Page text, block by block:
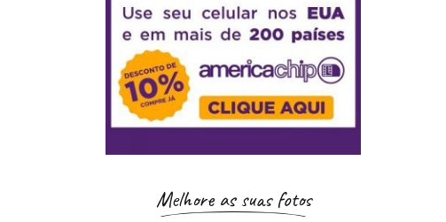
Melhore as suas fotos